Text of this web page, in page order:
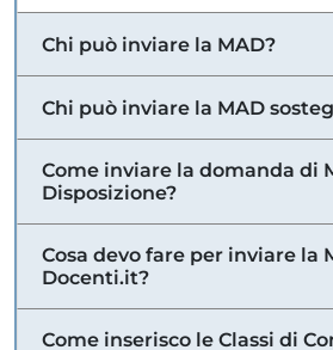
Chi può inviare la MAD?
Chi può inviare la MAD
Come inviare la domanda di
Disposizione?
Cosa devo fare per inviare la
Docenti.it?
Come inserisco le Classi di